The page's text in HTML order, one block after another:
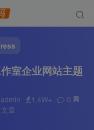
室企业网站主题
admin 1.4W+
0
章